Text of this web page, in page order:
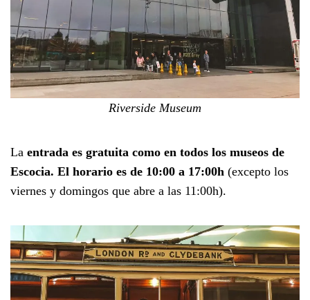
Riverside Museum
La entrada es gratuita como en todos los museos de
Escocia. El horario es de 10:00 a 17:00h (excepto los
viernes y domingos que abre a las 11:00h).